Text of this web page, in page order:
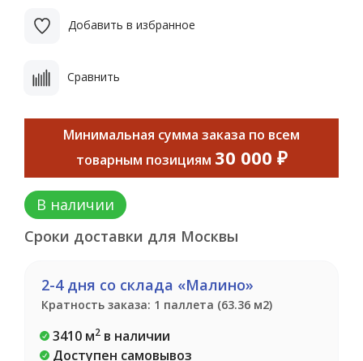
Добавить в избранное
Сравнить
Минимальная сумма заказа по всем
товарным позициям 30 000 ₽
В наличии
Сроки доставки для Москвы
2-4 дня со склада «Малино»
Кратность заказа: 1 паллета (63.36 м2)
3410 м2 в наличии
Доступен самовывоз